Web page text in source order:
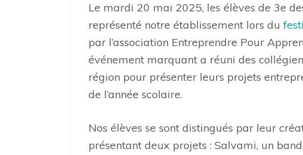
Le mardi 20 mai 2025, les élèves de 3e
représenté notre établissement lors du
par l’association Entreprendre Pour
événement marquant a réuni des
région pour présenter leurs projets
de l’année scolaire.
Nos élèves se sont distingués par leur
présentant deux projets : Salvami, un